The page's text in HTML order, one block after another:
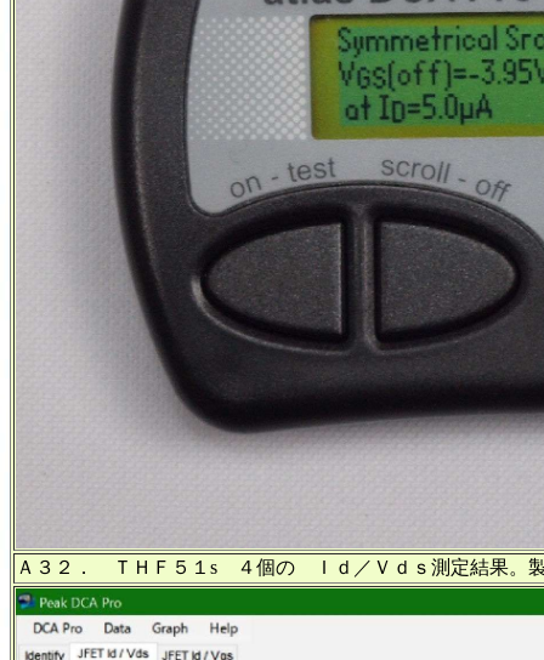
Ａ３２． ＴＨＦ５１s ４個の Ｉｄ／Ｖｄｓ測定結果。